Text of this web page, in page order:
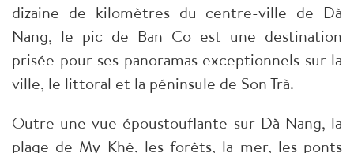
dizaine de kilomètres du centre-ville de Dà
Nang, le pic de Ban Co est une destination
prisée pour ses panoramas exceptionnels sur la
ville, le littoral et la péninsule de Son Trà.
Outre une vue époustouflante sur Dà Nang, la
plage de My Khê, les forêts, la mer, les ponts